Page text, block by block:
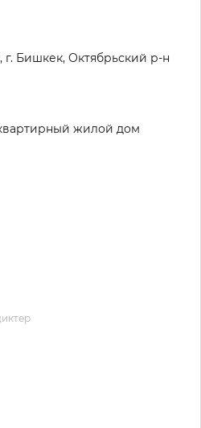
г. Бишкек, Октябрьский р-н
жилой дом